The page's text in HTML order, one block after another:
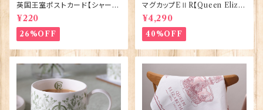
英国王室ポストカード【シャーロ
ット王女2】Pageantry Postca
rd 90183-JEF202
¥220
26%OFF
マグカップEⅡR【Queen Eliza
bethⅡ Commemorative】Vi
ctoria Eggs 50126
¥4,290
40%OFF